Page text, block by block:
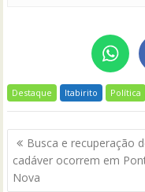
Destaque Itabirito Política
Navegação
de
Post
Busca e recuperação
cadáver ocorrem em
Nova